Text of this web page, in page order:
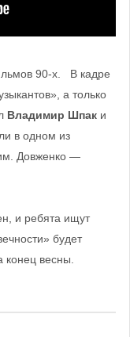
90-х. В кадре
а только
Владимир Шпаки
в одном из
Довженко —
и ребята ищут
будет
конец весны.